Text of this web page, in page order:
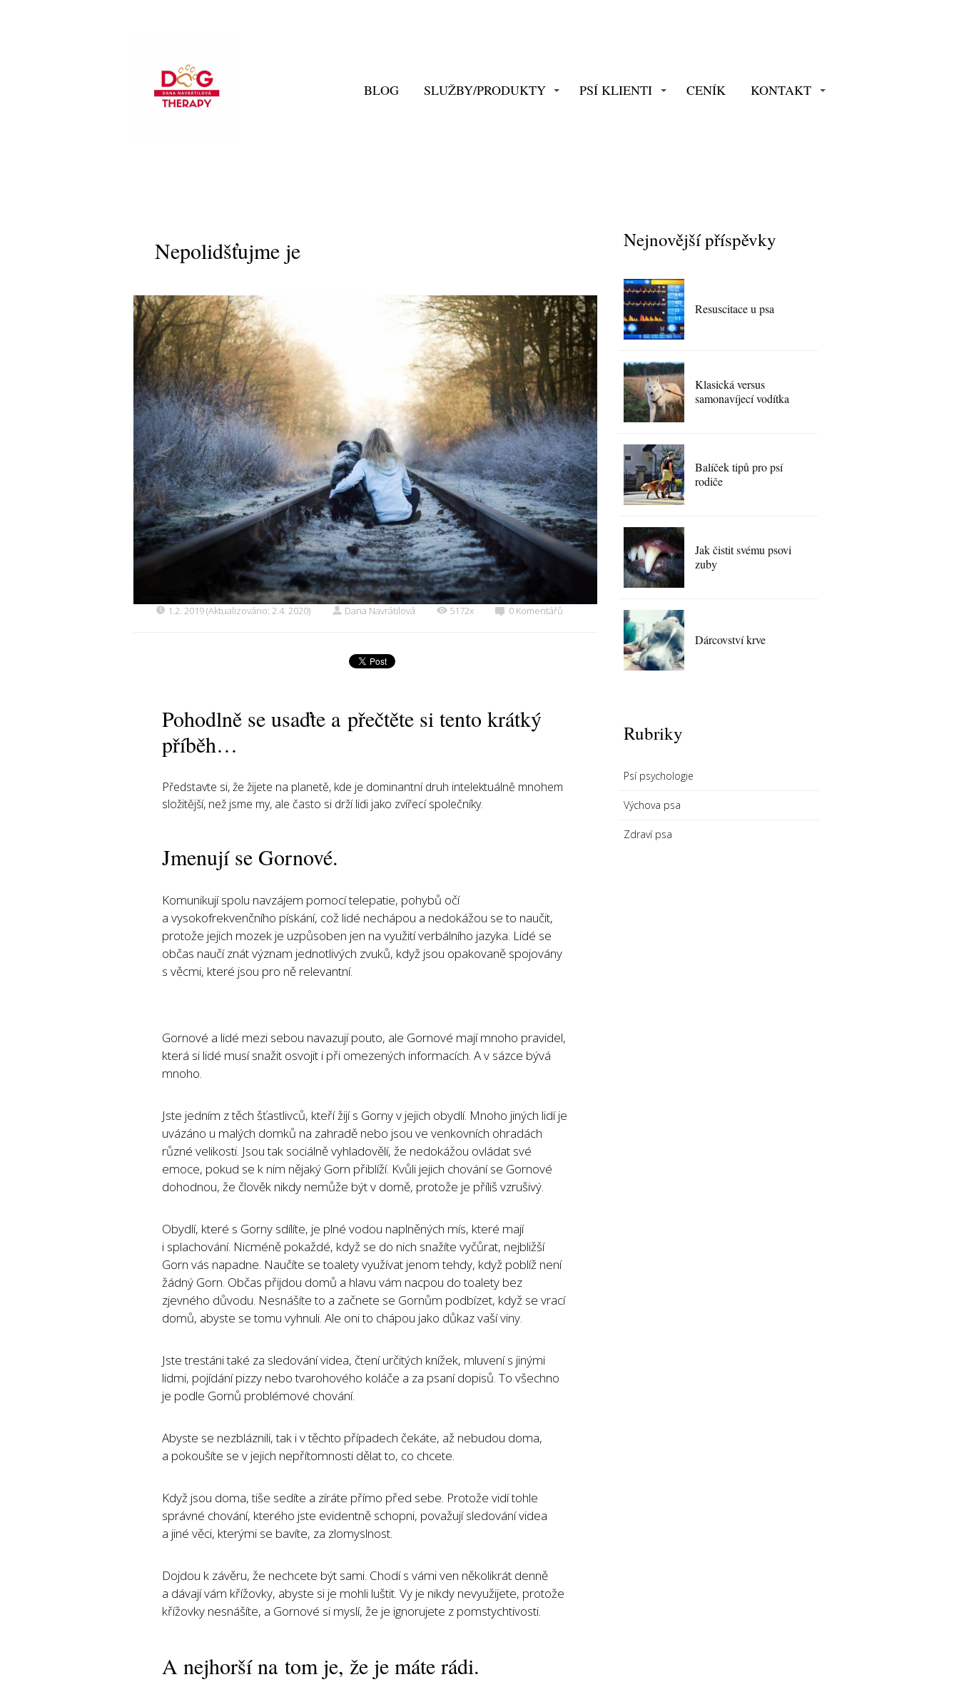
BLOG SLUŽBY/PRODUKTY PSÍ KLIENTI CENÍK KONTAKT
Nepolidšťujme je
1.2. 2019 (Aktualizováno: 2.4. 2020) Dana Navrátilová 5172x 0 Komentářů
Pohodlně se usaďte a přečtěte si tento krátký
příběh…
Představte si, že žijete na planetě, kde je dominantní druh intelektuálně mnohem
složitější, než jsme my, ale často si drží lidi jako zvířecí společníky.
Jmenují se Gornové.
Komunikují spolu navzájem pomocí telepatie, pohybů očí
a vysokofrekvenčního pískání, což lidé nechápou a nedokážou se to naučit,
protože jejich mozek je uzpůsoben jen na využití verbálního jazyka. Lidé se
občas naučí znát význam jednotlivých zvuků, když jsou opakovaně spojovány
s věcmi, které jsou pro ně relevantní.
Gornové a lidé mezi sebou navazují pouto, ale Gornové mají mnoho pravidel,
která si lidé musí snažit osvojit i při omezených informacích. A v sázce bývá
mnoho.
Jste jedním z těch šťastlivců, kteří žijí s Gorny v jejich obydlí. Mnoho jiných lidí je
uvázáno u malých domků na zahradě nebo jsou ve venkovních ohradách
různé velikosti. Jsou tak sociálně vyhladovělí, že nedokážou ovládat své
emoce, pokud se k nim nějaký Gorn přiblíží. Kvůli jejich chování se Gornové
dohodnou, že člověk nikdy nemůže být v domě, protože je příliš vzrušivý.
Obydlí, které s Gorny sdílíte, je plné vodou naplněných mís, které mají
i splachování. Nicméně pokaždé, když se do nich snažíte vyčůrat, nejbližší
Gorn vás napadne. Naučíte se toalety využívat jenom tehdy, když poblíž není
žádný Gorn. Občas přijdou domů a hlavu vám nacpou do toalety bez
zjevného důvodu. Nesnášíte to a začnete se Gornům podbízet, když se vrací
domů, abyste se tomu vyhnuli. Ale oni to chápou jako důkaz vaší viny.
Jste trestáni také za sledování videa, čtení určitých knížek, mluvení s jinými
lidmi, pojídání pizzy nebo tvarohového koláče a za psaní dopisů. To všechno
je podle Gornů problémové chování.
Abyste se nezbláznili, tak i v těchto případech čekáte, až nebudou doma,
a pokoušíte se v jejich nepřítomnosti dělat to, co chcete.
Když jsou doma, tiše sedíte a zíráte přímo před sebe. Protože vidí tohle
správné chování, kterého jste evidentně schopni, považují sledování videa
a jiné věci, kterými se bavíte, za zlomyslnost.
Dojdou k závěru, že nechcete být sami. Chodí s vámi ven několikrát denně
a dávají vám křížovky, abyste si je mohli luštit. Vy je nikdy nevyužijete, protože
křížovky nesnášíte, a Gornové si myslí, že je ignorujete z pomstychtivosti.
A nejhorší na tom je, že je máte rádi.
Nejnovější příspěvky
Resuscitace u psa
Klasická versus
samonavíjecí vodítka
Balíček tipů pro psí
rodiče
Jak čistit svému psovi
zuby
Dárcovství krve
Rubriky
Psí psychologie
Výchova psa
Zdraví psa